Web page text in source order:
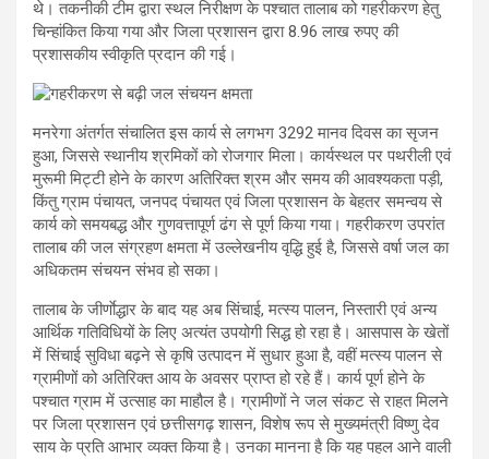
थे। तकनीकी टीम द्वारा स्थल निरीक्षण के पश्चात तालाब को गहरीकरण हेतु
चिन्हांकित किया गया और जिला प्रशासन द्वारा 8.96 लाख रुपए की
प्रशासकीय स्वीकृति प्रदान की गई।
मनरेगा अंतर्गत संचालित इस कार्य से लगभग 3292 मानव दिवस का सृजन
हुआ, जिससे स्थानीय श्रमिकों को रोजगार मिला। कार्यस्थल पर पथरीली एवं
मुरूमी मिट्टी होने के कारण अतिरिक्त श्रम और समय की आवश्यकता पड़ी,
किंतु ग्राम पंचायत, जनपद पंचायत एवं जिला प्रशासन के बेहतर समन्वय से
कार्य को समयबद्ध और गुणवत्तापूर्ण ढंग से पूर्ण किया गया। गहरीकरण उपरांत
तालाब की जल संग्रहण क्षमता में उल्लेखनीय वृद्धि हुई है, जिससे वर्षा जल का
अधिकतम संचयन संभव हो सका।
तालाब के जीर्णाेद्धार के बाद यह अब सिंचाई, मत्स्य पालन, निस्तारी एवं अन्य
आर्थिक गतिविधियों के लिए अत्यंत उपयोगी सिद्ध हो रहा है। आसपास के खेतों
में सिंचाई सुविधा बढ़ने से कृषि उत्पादन में सुधार हुआ है, वहीं मत्स्य पालन से
ग्रामीणों को अतिरिक्त आय के अवसर प्राप्त हो रहे हैं। कार्य पूर्ण होने के
पश्चात ग्राम में उत्साह का माहौल है। ग्रामीणों ने जल संकट से राहत मिलने
पर जिला प्रशासन एवं छत्तीसगढ़ शासन, विशेष रूप से मुख्यमंत्री विष्णु देव
साय के प्रति आभार व्यक्त किया है। उनका मानना है कि यह पहल आने वाली